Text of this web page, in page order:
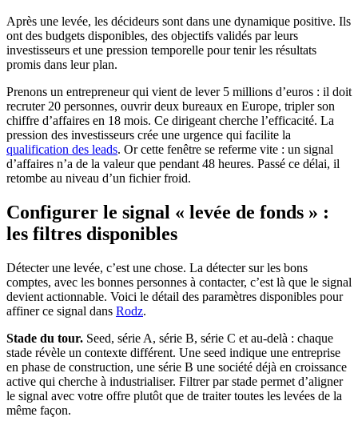
Après une levée, les décideurs sont dans une dynamique positive. Ils
ont des budgets disponibles, des objectifs validés par leurs
investisseurs et une pression temporelle pour tenir les résultats
promis dans leur plan.
Prenons un entrepreneur qui vient de lever 5 millions d’euros : il doit
recruter 20 personnes, ouvrir deux bureaux en Europe, tripler son
chiffre d’affaires en 18 mois. Ce dirigeant cherche l’efficacité. La
pression des investisseurs crée une urgence qui facilite la
qualification des leads. Or cette fenêtre se referme vite : un signal
d’affaires n’a de la valeur que pendant 48 heures. Passé ce délai, il
retombe au niveau d’un fichier froid.
Configurer le signal « levée de fonds » :
les filtres disponibles
Détecter une levée, c’est une chose. La détecter sur les bons
comptes, avec les bonnes personnes à contacter, c’est là que le signal
devient actionnable. Voici le détail des paramètres disponibles pour
affiner ce signal dans Rodz.
Stade du tour. Seed, série A, série B, série C et au-delà : chaque
stade révèle un contexte différent. Une seed indique une entreprise
en phase de construction, une série B une société déjà en croissance
active qui cherche à industrialiser. Filtrer par stade permet d’aligner
le signal avec votre offre plutôt que de traiter toutes les levées de la
même façon.